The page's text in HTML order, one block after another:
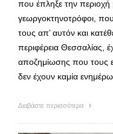
που έπληξε την περιοχή
γεωργοκτηνοτρόφοι, που
τους απ’ αυτόν και
περιφέρεια Θεσσαλίας,
αποζημίωσης που τους
δεν έχουν καμία
Διαβάστε περισσότερα